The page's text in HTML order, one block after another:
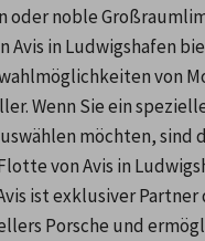
oder noble
Avis in Ludwigshafen
von
Wenn Sie ein
möchten, sind
von Avis in
ist exklusiver Partner
Porsche und